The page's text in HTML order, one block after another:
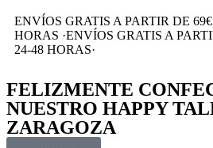
ENVÍOS GRATIS A PARTIR DE 69€
HORAS ·ENVÍOS GRATIS A
24-48 HORAS·
FELIZMENTE
NUESTRO HAPPY
ZARAGOZA